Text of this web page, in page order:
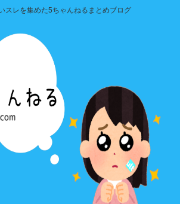
スレを集めた5ちゃんねるまとめブログ